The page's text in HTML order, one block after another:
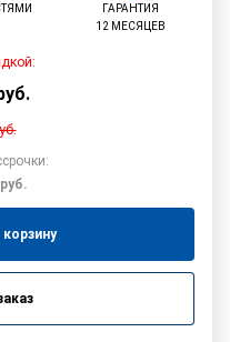
ГАРАНТИЯ
12 МЕСЯЦЕВ
корзину